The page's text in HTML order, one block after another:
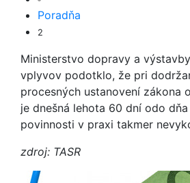
Poradňa
2
Ministerstvo dopravy a
vplyvov podotklo, že pri
procesných ustanovení zákona
je dnešná lehota 60 dní odo
povinnosti v praxi takmer
zdroj: TASR